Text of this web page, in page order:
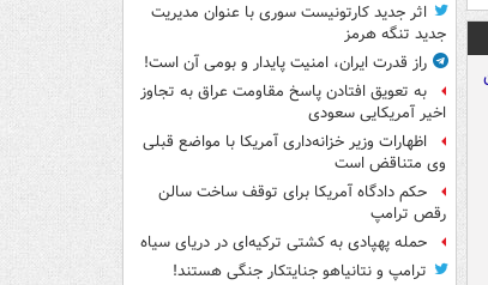
اثر جدید کارتونیست سوری با عنوان مدیریت
جدید تنگه هرمز
راز قدرت ایران، امنیت پایدار و بومی آن است!
به تعویق افتادن پاسخ مقاومت عراق به تجاوز
اخیر آمریکایی سعودی
اظهارات وزیر خزانه‌داری آمریکا با مواضع قبلی
وی متناقض است
حکم دادگاه آمریکا برای توقف ساخت سالن
رقص ترامپ
حمله پهپادی به کشتی ترکیه‌ای در دریای سیاه
ترامپ و نتانیاهو جنایتکار جنگی هستند!